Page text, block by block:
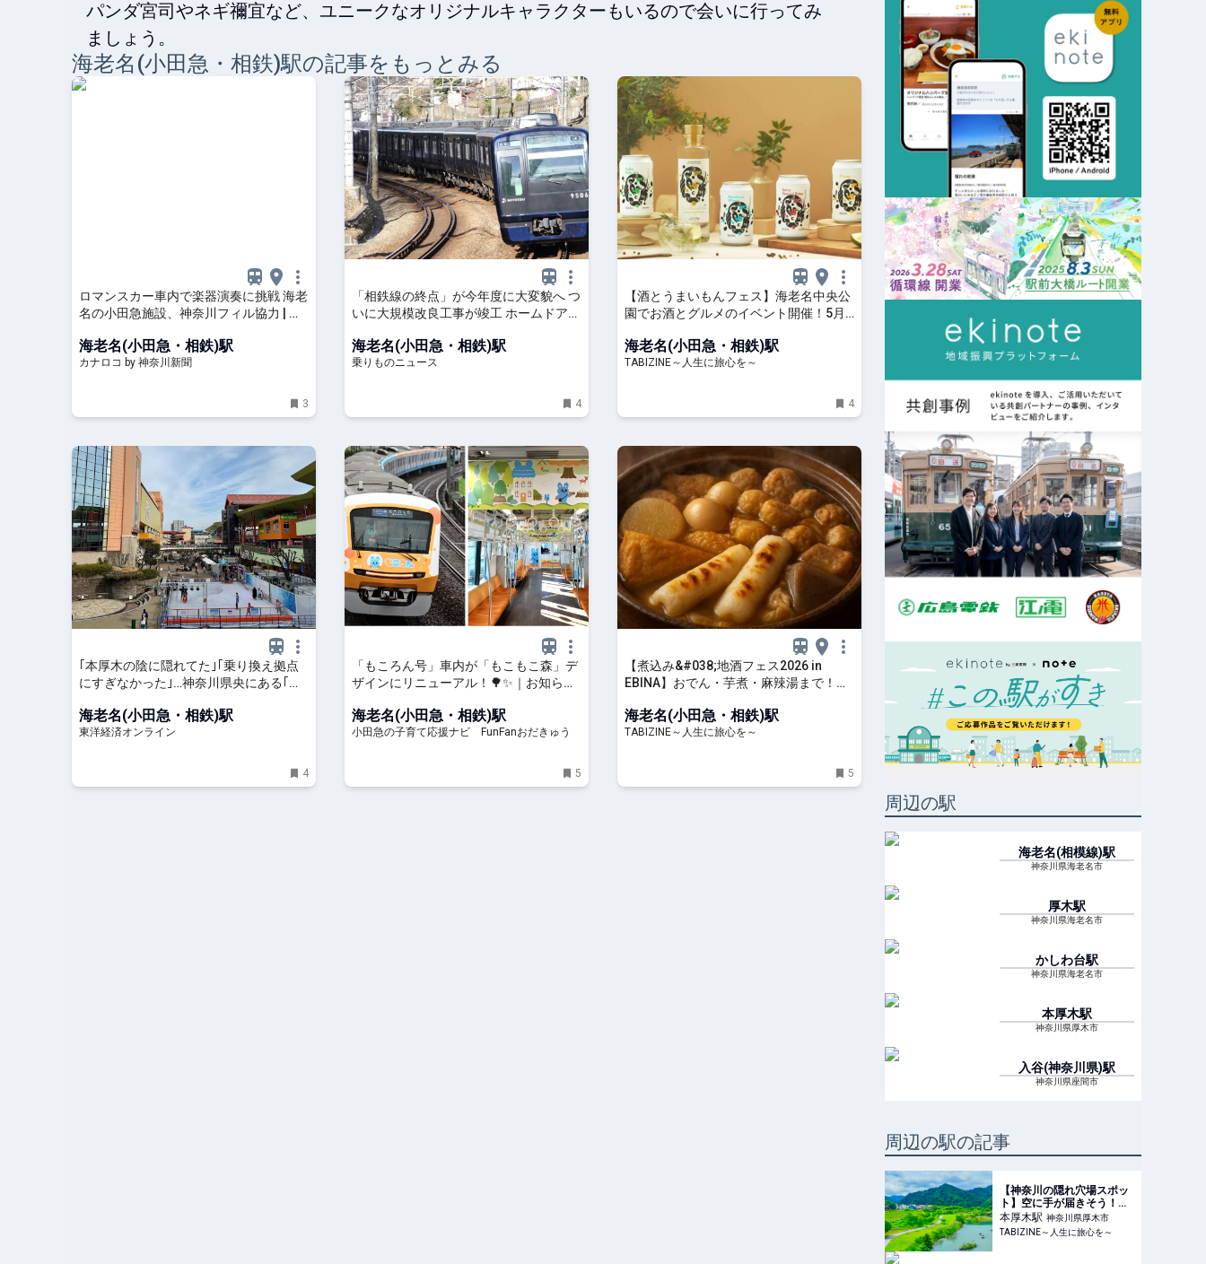
パンダ宮司やネギ禰宜など、ユニークなオリジナルキャラクターもいるので会いに行ってみ
ましょう。
海老名(小田急・相鉄)駅の記事をもっとみる
ロマンスカー車内で楽器演奏に挑戦 海老
名の小田急施設、神奈川フィル協力 | カ
海老名(小田急・相鉄)駅
カナロコ by 神奈川新聞
3
「相鉄線の終点」が今年度に大変貌へ つ
いに大規模改良工事が竣工 ホームドアも
海老名(小田急・相鉄)駅
乗りものニュース
4
【酒とうまいもんフェス】海老名中央公
園でお酒とグルメのイベント開催！5月1
海老名(小田急・相鉄)駅
TABIZINE～人生に旅心を～
4
｢本厚木の陰に隠れてた｣｢乗り換え拠点
にすぎなかった｣…神奈川県央にある｢素
海老名(小田急・相鉄)駅
東洋経済オンライン
4
「もころん号」車内が「もこもこ森」デ
ザインにリニューアル！🌳✨｜お知らせ
だきゅう
海老名(小田急・相鉄)駅
小田急の子育て応援ナビ FunFanおだきゅう
5
【煮込み&#038;地酒フェス2026 in
EBINA】おでん・芋煮・麻辣湯まで！全
TABIZINE～人生に旅心を～
海老名(小田急・相鉄)駅
TABIZINE～人生に旅心を～
5
周辺の駅
海老名(相模線)駅
神奈川県海老名市
厚木駅
神奈川県海老名市
かしわ台駅
神奈川県海老名市
本厚木駅
神奈川県厚木市
入谷(神奈川県)駅
神奈川県座間市
周辺の駅の記事
【神奈川の隠れ穴場スポッ
ト】空に手が届きそう！時
間がゆっくり流れる宮ヶ瀬
湖畔エリアで絶景の吊り橋
＆食べ歩き | TABIZINE～人
本厚木駅 神奈川県厚木市
TABIZINE～人生に旅心を～